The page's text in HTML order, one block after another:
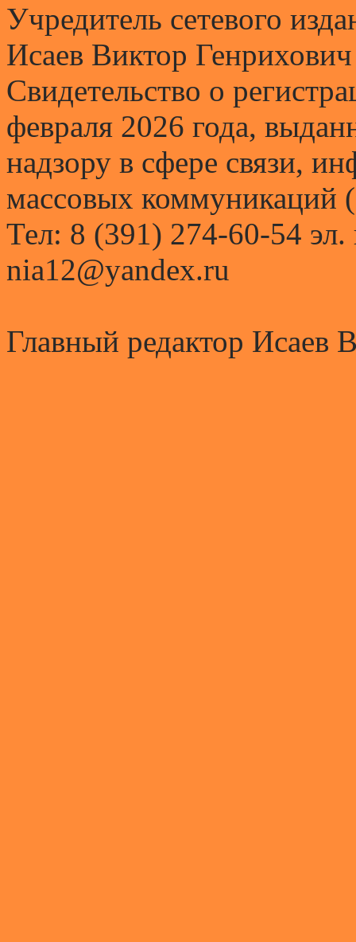
Учредитель сетевого
Исаев Виктор Генрихович
Свидетельство о
февраля 2026 года,
надзору в сфере связи,
массовых коммуникаций
Тел: 8 (391) 274-60-54 эл.
nia12@yandex.ru
Главный редактор Исаев